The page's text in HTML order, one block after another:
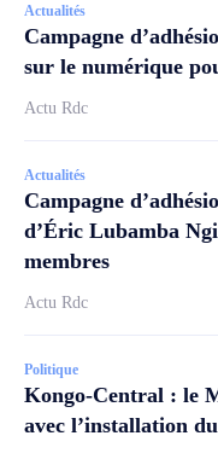
Actualités
Campagne
sur le numérique
Actu Rdc
Actualités
Campagne
d’Éric Lubamba
membres
Actu Rdc
Politique
Kongo-Central : le
avec l’installation